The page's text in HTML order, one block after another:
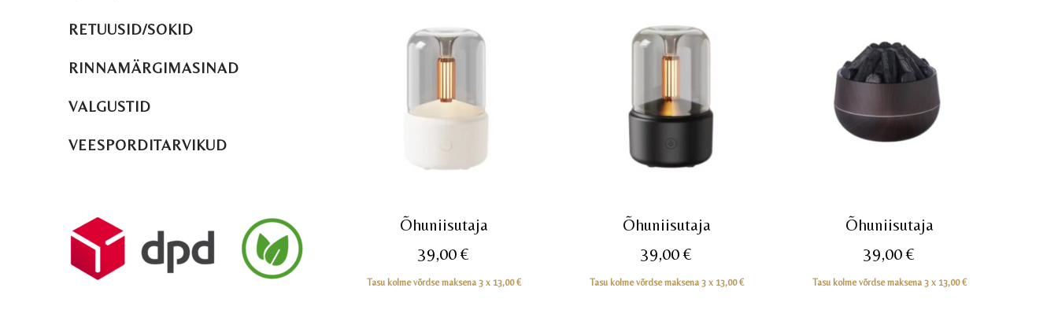
Õhuniisutaja
39,00€
Tasu kolme võrdse maksena 3 x 13,00€
Õhuniisutaja
39,00€
Tasu kolme võrdse maksena 3 x 13,00€
Õhuniisutaja
39,00€
Tasu kolme võrdse maksena 3 x 13,00€
RETUUSID/SOKID
RINNAMÄRGIMASINAD
VALGUSTID
VEESPORDITARVIKUD